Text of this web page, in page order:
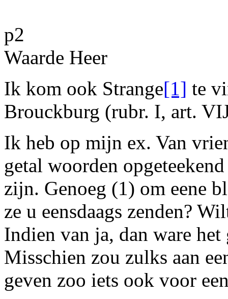
p2
Waarde Heer
Ik kom ook Strange[1] te
Brouckburg (rubr. I, art.
Ik heb op mijn ex. Van
getal woorden
zijn. Genoeg (1) om eene
ze u eensdaags zenden?
Indien van ja, dan ware het
Misschien zou zulks aan
geven zoo iets ook voor